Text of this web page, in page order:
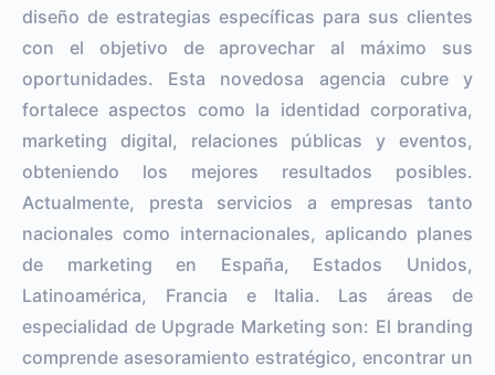
diseño de estrategias específicas para sus clientes
con el objetivo de aprovechar al máximo sus
oportunidades. Esta novedosa agencia cubre y
fortalece aspectos como la identidad corporativa,
marketing digital, relaciones públicas y eventos,
obteniendo los mejores resultados posibles.
Actualmente, presta servicios a empresas tanto
nacionales como internacionales, aplicando planes
de marketing en España, Estados Unidos,
Latinoamérica, Francia e Italia. Las áreas de
especialidad de Upgrade Marketing son: El branding
comprende asesoramiento estratégico, encontrar un